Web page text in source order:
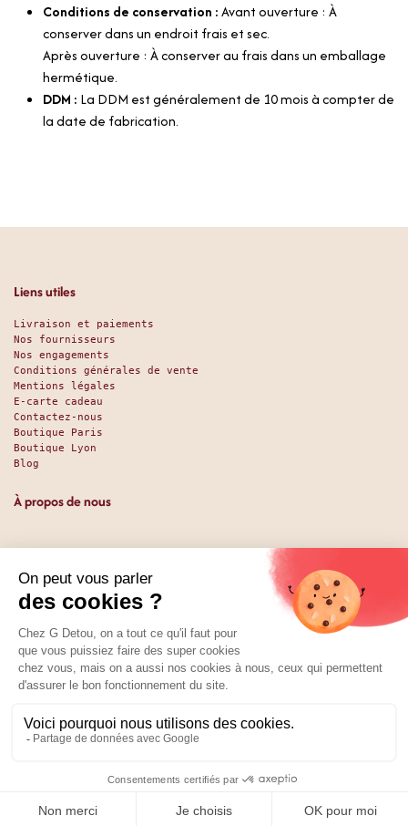
Prix :
Home Wishlist
Conditions de conservation :Avant ouverture : À
conserver dans un endroit frais et sec.
Après ouverture : À conserver au frais dans un emballage
hermétique.
DDM : La DDM est généralement de 10 mois à compter de
la date de fabrication.
Liens utiles
Livraison et paiements
Nos fournisseurs
Nos engagements
Conditions générales de vente
Mentions légales
E-carte cadeau
Contactez-nous
Boutique Paris
Boutique Lyon
Blog
À propos de nous
Depuis 1951, nous accueillons les gourmands et les gourmets
en leur promettant des produits de qualité au meilleur
prix. Que vous soyez des pros ou des particuliers, que vous
cherchiez du sucré ou du salé, nous avons sans doute ce
qu’il vous faut. Et même des choses que vous ne soupçonniez
pas. La boutique existe depuis 1951, la vente en ligne
depuis 2025.
01 89 70 34 50